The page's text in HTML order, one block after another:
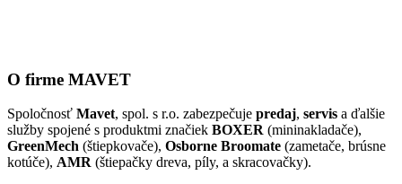
O firme MAVET
Spoločnosť Mavet, spol. s r.o. zabezpečuje predaj, servis a ďalšie
služby spojené s produktmi značiek BOXER (mininakladače),
GreenMech (štiepkovače), Osborne Broomate (zametače, brúsne
kotúče), AMR (štiepačky dreva, píly, a skracovačky).